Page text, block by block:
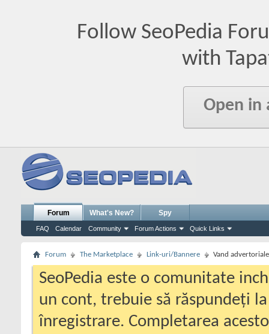
Follow SeoPedia
with
Open in
Forum
FAQ Calendar Community Forum Actions Quick Links
What's New? Spy
Forum The Marketplace Link-uri/Bannere Vand
SeoPedia este o comunitate
un cont, trebuie să răspundeți
înregistrare. Completarea